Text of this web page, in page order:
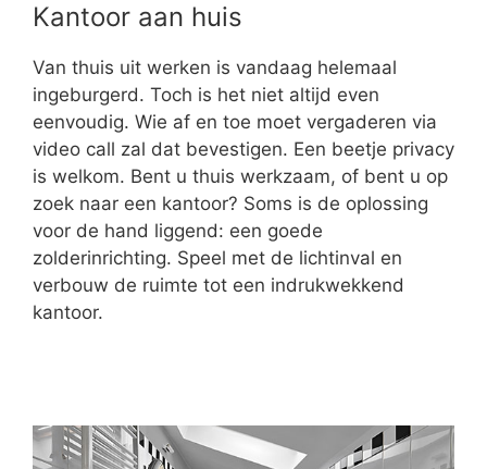
Kantoor aan huis
Van thuis uit werken is vandaag helemaal
ingeburgerd. Toch is het niet altijd even
eenvoudig. Wie af en toe moet vergaderen via
video call zal dat bevestigen. Een beetje privacy
is welkom. Bent u thuis werkzaam, of bent u op
zoek naar een kantoor? Soms is de oplossing
voor de hand liggend: een goede
zolderinrichting. Speel met de lichtinval en
verbouw de ruimte tot een indrukwekkend
kantoor.